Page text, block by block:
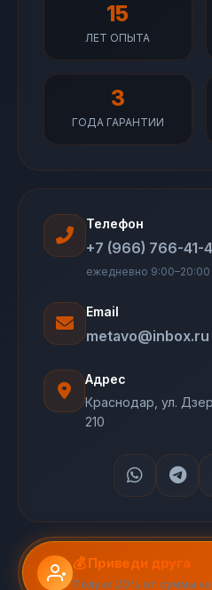
15
ЛЕТ ОПЫТА
3
ГОДА ГАРАНТИИ
Телефон
+7 (966) 766-41-
ежедневно 9:00–20:00
Email
metavo@inbox.ru
Адрес
Краснодар, ул.
210
💰 Приведи друга
Получи 20% от суммы